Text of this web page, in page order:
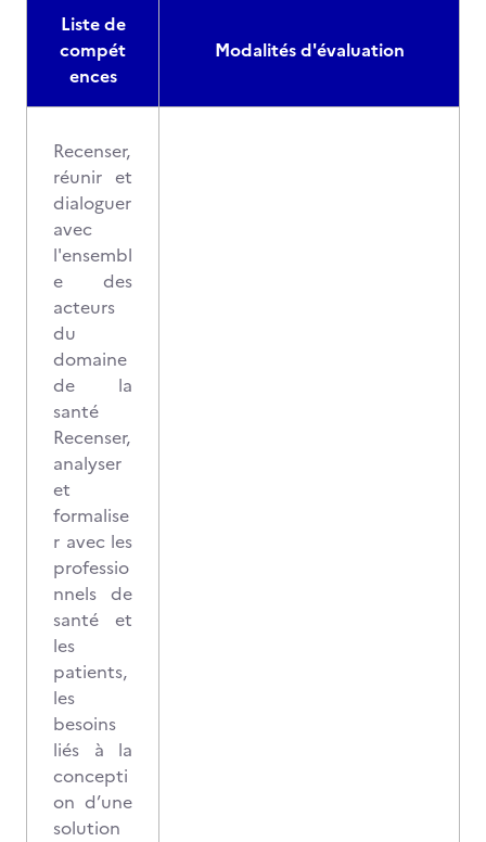
Liste de
compét
ences
Modalités d'évaluation
Recenser,
réunir et
dialoguer
avec
l'ensembl
e des
acteurs
du
domaine
de la
santé
Recenser,
analyser
et
formalise
r avec les
professio
nnels de
santé et
les
patients,
les
besoins
liés à la
concepti
on d’une
solution